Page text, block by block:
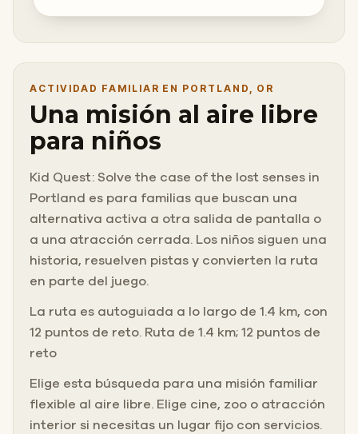
ACTIVIDAD FAMILIAR EN PORTLAND, OR
Una misión al aire libre
para niños
Kid Quest: Solve the case of the lost senses in
Portland es para familias que buscan una
alternativa activa a otra salida de pantalla o
a una atracción cerrada. Los niños siguen una
historia, resuelven pistas y convierten la ruta
en parte del juego.
La ruta es autoguiada a lo largo de 1.4 km, con
12 puntos de reto. Ruta de 1.4 km; 12 puntos de
reto
Elige esta búsqueda para una misión familiar
flexible al aire libre. Elige cine, zoo o atracción
interior si necesitas un lugar fijo con servicios.